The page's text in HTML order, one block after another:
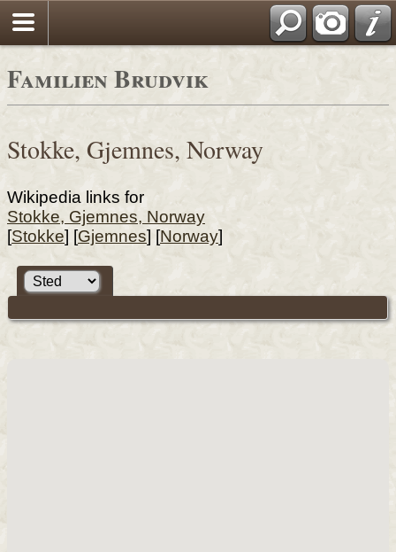
Familien Brudvik
Stokke, Gjemnes, Norway
Wikipedia links for
Stokke, Gjemnes, Norway
[Stokke] [Gjemnes] [Norway]